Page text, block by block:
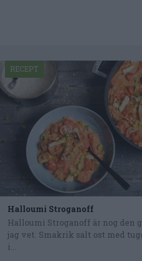
Halloumi Stroganoff
Halloumi Stroganoff är nog den
jag vet. Smakrik salt ost med
i...
RECEPT